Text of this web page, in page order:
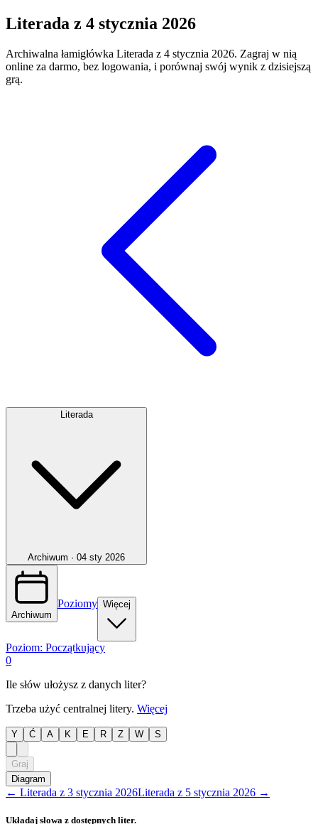
Literada z 4 stycznia 2026
Archiwalna łamigłówka Literada z 4 stycznia 2026. Zagraj w nią
online za darmo, bez logowania, i porównaj swój wynik z dzisiejszą
grą.
Literada
Archiwum · 04 sty 2026
Archiwum
Poziomy Więcej
Poziom: Początkujący
0
Ile słów ułożysz z danych liter?
Trzeba użyć centralnej litery. Więcej
Y Ć A K E R Z W S
Graj
Diagram
← Literada z 3 stycznia 2026Literada z 5 stycznia 2026 →
Układaj słowa z dostępnych liter.